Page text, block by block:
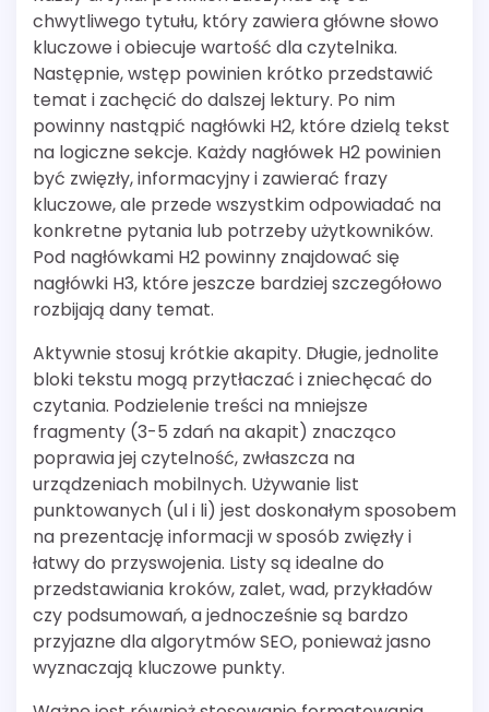
chwytliwego tytułu, który zawiera główne słowo
kluczowe i obiecuje wartość dla czytelnika.
Następnie, wstęp powinien krótko przedstawić
temat i zachęcić do dalszej lektury. Po nim
powinny nastąpić nagłówki H2, które dzielą tekst
na logiczne sekcje. Każdy nagłówek H2 powinien
być zwięzły, informacyjny i zawierać frazy
kluczowe, ale przede wszystkim odpowiadać na
konkretne pytania lub potrzeby użytkowników.
Pod nagłówkami H2 powinny znajdować się
nagłówki H3, które jeszcze bardziej szczegółowo
rozbijają dany temat.
Aktywnie stosuj krótkie akapity. Długie, jednolite
bloki tekstu mogą przytłaczać i zniechęcać do
czytania. Podzielenie treści na mniejsze
fragmenty (3-5 zdań na akapit) znacząco
poprawia jej czytelność, zwłaszcza na
urządzeniach mobilnych. Używanie list
punktowanych (ul i li) jest doskonałym sposobem
na prezentację informacji w sposób zwięzły i
łatwy do przyswojenia. Listy są idealne do
przedstawiania kroków, zalet, wad, przykładów
czy podsumowań, a jednocześnie są bardzo
przyjazne dla algorytmów SEO, ponieważ jasno
wyznaczają kluczowe punkty.